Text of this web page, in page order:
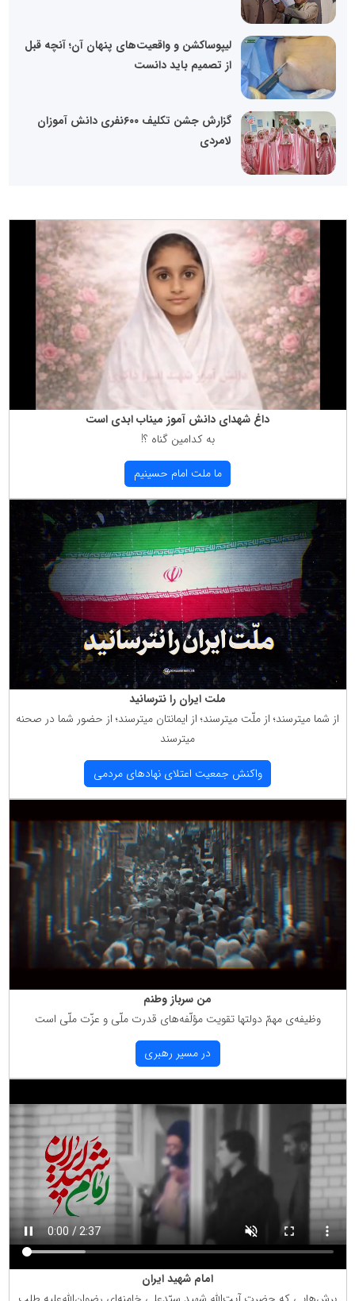
لیپوساکشن و واقعیت‌های پنهان آن؛ آنچه قبل
از تصمیم باید دانست
گزارش جشن تکلیف ۶۰۰نفری دانش آموزان
لامردی
داغ شهدای دانش آموز میناب ابدی است
به كدامین گناه ؟!
ما ملت امام حسینیم
ملت ایران را نترسانید
از شما میترسند؛ از ملّت میترسند؛ از ایمانتان میترسند؛ از حضور شما در صحنه
میترسند
واكنش جمعیت اعتلای نهادهای مردمی
من سرباز وطنم
وظیفه‌ی مهمّ دولتها تقویت مؤلّفه‌های قدرت ملّی و عزّت ملّی است
در مسیر رهبری
امام شهید ایران